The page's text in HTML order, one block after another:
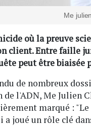
Me
où la preuve
client. Entre faille
peut être
de nombreux
l'ADN, Me Julien
marqué :
a joué un rôle clé